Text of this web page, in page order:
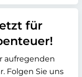
für
aufregenden
Folgen Sie uns